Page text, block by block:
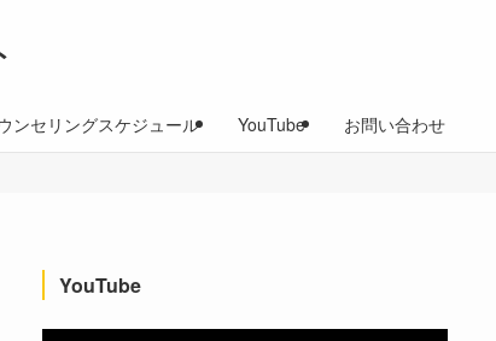
ンセリングスケジュール YouTube お問い合わせ
YouTube